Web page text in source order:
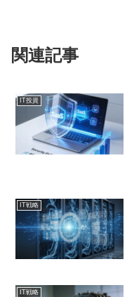
関連記事
IT投資
IT戦略
IT戦略